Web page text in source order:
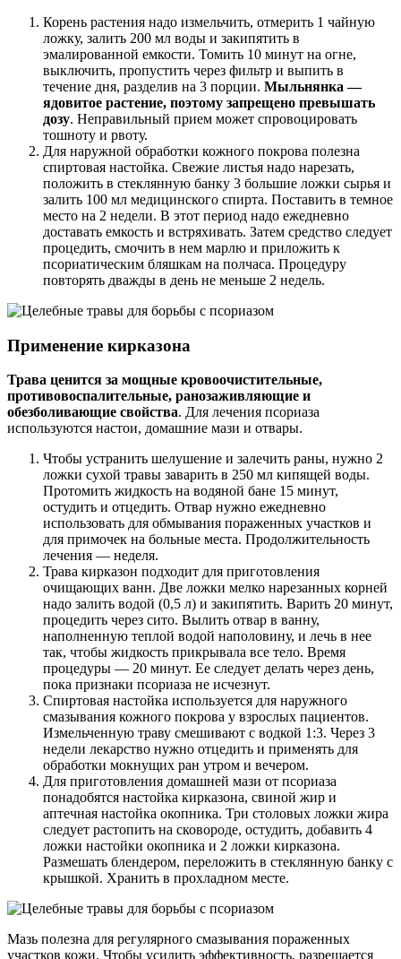
Корень растения надо измельчить, отмерить 1 чайную
ложку, залить 200 мл воды и закипятить в
эмалированной емкости. Томить 10 минут на огне,
выключить, пропустить через фильтр и выпить в
течение дня, разделив на 3 порции. Мыльнянка —
ядовитое растение, поэтому запрещено превышать
дозу. Неправильный прием может спровоцировать
тошноту и рвоту.
Для наружной обработки кожного покрова полезна
спиртовая настойка. Свежие листья надо нарезать,
положить в стеклянную банку 3 большие ложки сырья и
залить 100 мл медицинского спирта. Поставить в темное
место на 2 недели. В этот период надо ежедневно
доставать емкость и встряхивать. Затем средство следует
процедить, смочить в нем марлю и приложить к
псориатическим бляшкам на полчаса. Процедуру
повторять дважды в день не меньше 2 недель.
Применение кирказона
Трава ценится за мощные кровоочистительные,
противовоспалительные, ранозаживляющие и
обезболивающие свойства. Для лечения псориаза
используются настои, домашние мази и отвары.
Чтобы устранить шелушение и залечить раны, нужно 2
ложки сухой травы заварить в 250 мл кипящей воды.
Протомить жидкость на водяной бане 15 минут,
остудить и отцедить. Отвар нужно ежедневно
использовать для обмывания пораженных участков и
для примочек на больные места. Продолжительность
лечения — неделя.
Трава кирказон подходит для приготовления
очищающих ванн. Две ложки мелко нарезанных корней
надо залить водой (0,5 л) и закипятить. Варить 20 минут,
процедить через сито. Вылить отвар в ванну,
наполненную теплой водой наполовину, и лечь в нее
так, чтобы жидкость прикрывала все тело. Время
процедуры — 20 минут. Ее следует делать через день,
пока признаки псориаза не исчезнут.
Спиртовая настойка используется для наружного
смазывания кожного покрова у взрослых пациентов.
Измельченную траву смешивают с водкой 1:3. Через 3
недели лекарство нужно отцедить и применять для
обработки мокнущих ран утром и вечером.
Для приготовления домашней мази от псориаза
понадобятся настойка кирказона, свиной жир и
аптечная настойка окопника. Три столовых ложки жира
следует растопить на сковороде, остудить, добавить 4
ложки настойки окопника и 2 ложки кирказона.
Размешать блендером, переложить в стеклянную банку с
крышкой. Хранить в прохладном месте.
Мазь полезна для регулярного смазывания пораженных
участков кожи. Чтобы усилить эффективность, разрешается